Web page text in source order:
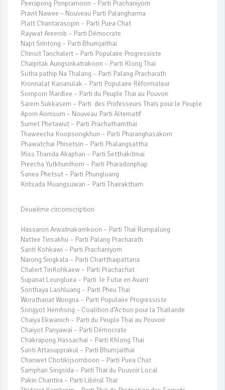
Peerapong Ponpramoon – Parti Prachaniyom
Pravit Nawee – Nouveau Parti Palangharma
Platt Chantarasopin – Parti Puea Chat
Raywat Areerob – Parti Démocrate
Napt Srintong – Parti Bhumjaithai
Chinsit Tanchalert – Parti Populaire Progressiste
Chaipitak Aungsinkatrakoon – Parti Klong Thai
Sutha pathip Na Thalang – Parti Palang Pracharath
Kronnalat Kananulak – Parti Populaire Réformateur
Somporn Mardlee – Parti du Peuple Thaï au Pouvoir
Sarern Sukkasem – Parti des Professeurs Thaïs pour le Peuple
Aporn Aomsum – Nouveau Parti Alternatif
Sumet Phetawut – Parti Prachathamthai
Thaweecha Koopsongkhun – Parti Pharanghasakorn
Phawatchai Phisetsin – Parti Phalangsattha
Miss Thanida Akaphan – Parti Setthakitmai
Preecha Yutkhunthorn – Parti Pharadonphap
Sanea Phetsut – Parti Phungluang
Kritsada Muangsuwan – Parti Thairaktham
Deuxième circonscription
Hassaron Arwatnakarnkoon – Parti Thaï Rumpalung
Nattee Tinsakhu – Parti Palang Pracharath
Santi Kohkawi – Parti Prachaniyom
Narong Singkala – Parti Chartthaipattana
Chalert TinKohkaew – Parti Prachachat
Supanat Leungluea – Parti le Futur en Avant
Sonthaya Laohluang – Parti Pheu Thai
Worathanat Wongna – Parti Populaire Progressiste
Songyot Hemhong – Coalition d’Action pour la Thaïlande
Chaiya Ekwanich – Parti du Peuple Thaï au Pouvoir
Chaiyot Panyawai – Parti Démocrate
Chakrapong Hassachai – Parti Khlong Thai
Santi Attasupprakul – Parti Bhumjaithai
Chanwet Chotikijsomboon – Parti Puea Chat
Samphan Singsida – Parti Thaï du Pouvoir Local
Pakin Chantira – Parti Libéral Thaï